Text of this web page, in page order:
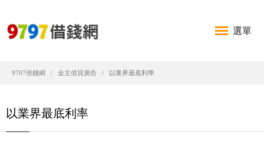
選單
9797借錢網 金主借貸廣告 以業界最底利率
以業界最底利率